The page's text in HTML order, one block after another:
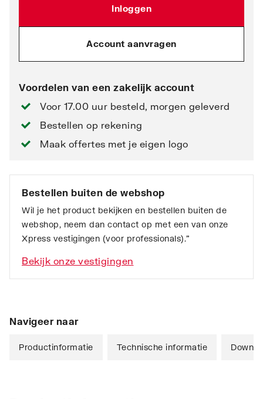
Inloggen
Account aanvragen
Voordelen van een zakelijk account
Voor 17.00 uur besteld, morgen geleverd
Bestellen op rekening
Maak offertes met je eigen logo
Bestellen buiten de webshop
Wil je het product bekijken en bestellen buiten de
webshop, neem dan contact op met een van onze
Xpress vestigingen (voor professionals).”
Bekijk onze vestigingen
Navigeer naar
Productinformatie Technische informatie